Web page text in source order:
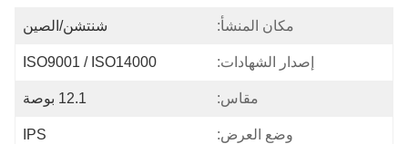
مكان المنشأ: شنتشن/الصين
إصدار الشهادات: ISO9001 / ISO14000
مقاس: 12.1 بوصة
وضع العرض: IPS